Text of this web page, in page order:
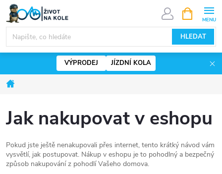
Přejít
obsah
HLEDAT
NÁKUPNÍ
KOŠÍK
VÝPRODEJ JÍZDNÍ KOLA
Jak nakupovat v eshopu
Pokud jste ještě nenakupovali přes internet, tento krátký návod vám
vysvětlí, jak postupovat. Nákup v eshopu je to pohodlný a bezpečný
způsob nakupování z pohodlí Vašeho domova.
www.zivotnakole.eu - Chat